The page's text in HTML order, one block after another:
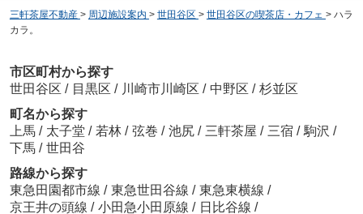
三軒茶屋不動産 > 周辺施設案内 > 世田谷区 > 世田谷区の喫茶店・カフェ > ハラ
カラ。
市区町村から探す
世田谷区 / 目黒区 / 川崎市川崎区 / 中野区 / 杉並区
町名から探す
上馬 / 太子堂 / 若林 / 弦巻 / 池尻 / 三軒茶屋 / 三宿 / 駒沢 /
下馬 / 世田谷
路線から探す
東急田園都市線 / 東急世田谷線 / 東急東横線 /
京王井の頭線 / 小田急小田原線 / 日比谷線 /